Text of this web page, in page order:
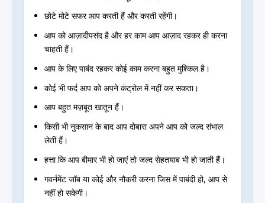
छोटे मोटे सफर आप करती हैं और करती रहेंगी।
आप को आज़ादीपसंद है और हर काम आप आज़ाद रहकर ही करना
चाहती हैं।
आप के लिए पाबंद रहकर कोई काम करना बहुत मुश्किल है।
कोई भी फर्द आप को अपने कंट्रोल में नहीं कर सकता।
आप बहुत मज़बूत खातून हैं।
किसी भी नुकसान के बाद आप दोबारा अपने आप को जल्द संभाल
लेती हैं।
हत्ता कि आप बीमार भी हो जाएं तो जल्द सेहतयाब भी हो जाती हैं।
गवर्नमेंट जॉब या कोई और नौकरी करना जिस में पाबंदी हो, आप से
नहीं हो सकेगी।